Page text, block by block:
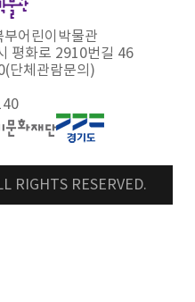
어린이박물관
평화로 2910번길 46
단체관람문의)
RIGHTS RESERVED.